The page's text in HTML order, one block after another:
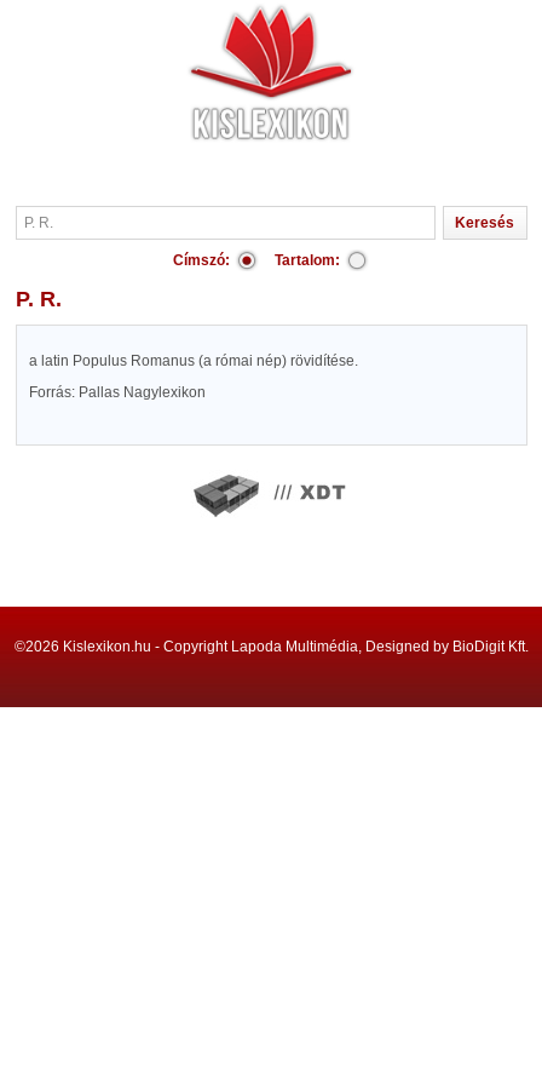
Címszó: Tartalom:
P. R.
a latin Populus Romanus (a római nép) rövidítése.
Forrás: Pallas Nagylexikon
©2026 Kislexikon.hu - Copyright Lapoda Multimédia, Designed by BioDigit Kft.